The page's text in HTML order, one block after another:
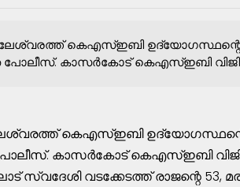
കെഎസ്ഇബി
പോലീസ്. കാസർകോട് കെഎസ്ഇബി
കെഎസ്ഇബി
പോലീസ്. കാസർകോട് കെഎസ്ഇബി
സ്വദേശി വടക്കേടത്ത് രാജന്റെ